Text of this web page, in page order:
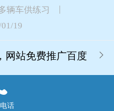
辆车供练习
19
网站免费推广百度
01/19
话